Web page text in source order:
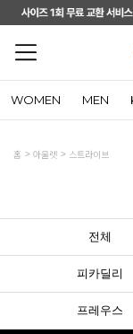
WOMEN MEN
홈 아울렛 스트라이브
전체
피카딜리
프레우스